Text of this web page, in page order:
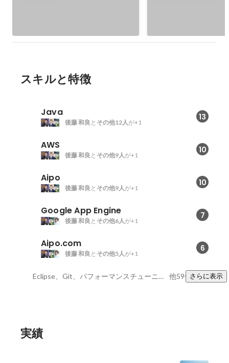
スキルと特徴
Java 13
後藤 和良 と その他12人が+1
AWS 10
後藤 和良 と その他9人が+1
Aipo 10
後藤 和良 と その他9人が+1
Google App Engine 7
後藤 和良 と その他6人が+1
Aipo.com 6
後藤 和良 と その他5人が+1
Eclipse、Git、パフォーマンスチューニング 他59件さらに表示
実績